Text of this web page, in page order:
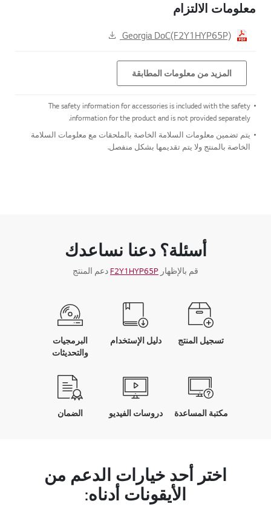
معلومات الالتزام
Georgia DoC(F2Y1HYP65P)
المزيد من معلومات المطابقة
The safety information for accessories is included with the safety
information for the product and is not provided separately.
يتم تضمين معلومات السلامة الخاصة بالملحقات مع معلومات السلامة
الخاصة بالمنتج ولا يتم تقديمها بشكل منفصل.
أسئلة؟ دعنا نساعدك
قم بالإظهار F2Y1HYP65P دعم المنتج
تسجيل المنتج دليل الإستخدام
البرمجيات
والتحديثات
مكتبة المساعدة دروسات الفيديو الضمان
اختر أحد خيارات الدعم من
الأيقونات أدناه: